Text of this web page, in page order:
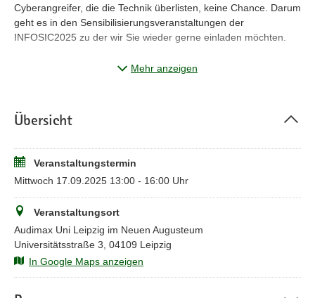
Cyberangreifer, die die Technik überlisten, keine Chance. Darum
geht es in den Sensibilisierungsveranstaltungen der
INFOSIC2025 zu der wir Sie wieder gerne einladen möchten.
ALLE Mitarbeiterinnen und Mitarbeiter von Landes- und
Die Anmeldung zur Veranstaltung ist
verbindlich ist, sobald sie vom Veranstalter bestätigt worden
ist. Die Veranstaltung ist für Landes- und kommunale
Bedienstete kostenfrei.
Bitte nutzen Sie zur Anmeldung ausschließlich Ihre
dienstliche E-Mailadresse. Bei Fragen zur Anmeldung
wenden Sie sich bitte anINFOSIC@sk.sachsen.de
Mehr anzeigen
Übersicht
Veranstaltungstermin
Mittwoch 17.09.2025 13:00 - 16:00 Uhr
Veranstaltungsort
Audimax Uni Leipzig im Neuen Augusteum
Universitätsstraße 3, 04109 Leipzig
In Google Maps anzeigen